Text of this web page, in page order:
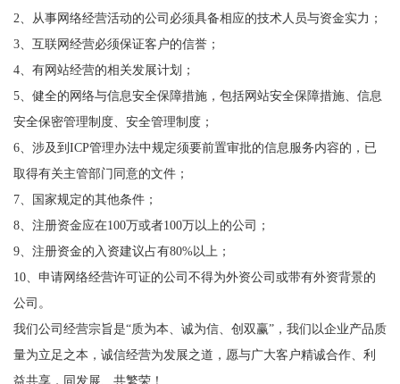
2、从事网络经营活动的公司必须具备相应的技术人员与资金实力；
3、互联网经营必须保证客户的信誉；
4、有网站经营的相关发展计划；
5、健全的网络与信息安全保障措施，包括网站安全保障措施、信息
安全保密管理制度、安全管理制度；
6、涉及到ICP管理办法中规定须要前置审批的信息服务内容的，已
取得有关主管部门同意的文件；
7、国家规定的其他条件；
8、注册资金应在100万或者100万以上的公司；
9、注册资金的入资建议占有80%以上；
10、申请网络经营许可证的公司不得为外资公司或带有外资背景的
公司。
我们公司经营宗旨是“质为本、诚为信、创双赢”，我们以企业产品质
量为立足之本，诚信经营为发展之道，愿与广大客户精诚合作、利
益共享，同发展、共繁荣！